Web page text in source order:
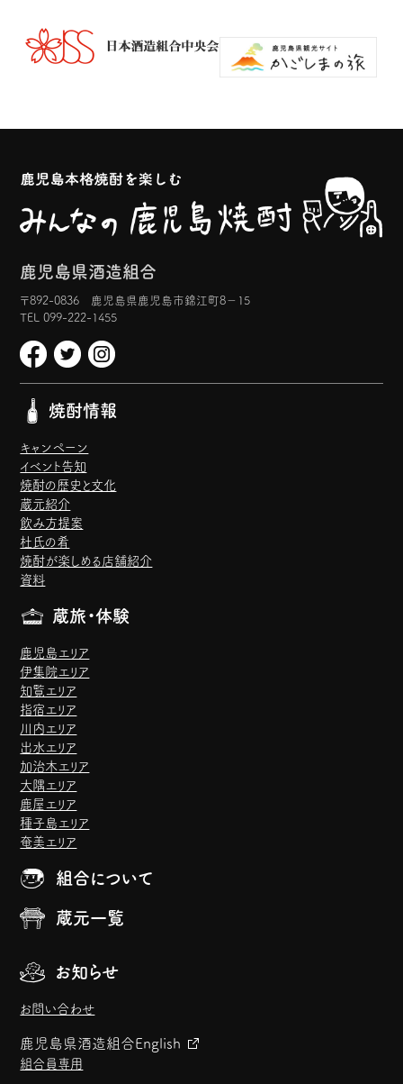
鹿児島県酒造組合
〒892-0836 鹿児島県鹿児島市錦江町8−15
TEL 099-222-1455
焼酎情報
キャンペーン
イベント告知
焼酎の歴史と文化
蔵元紹介
飲み方提案
杜氏の肴
焼酎が楽しめる店舗紹介
資料
蔵旅・体験
鹿児島エリア
伊集院エリア
知覧エリア
指宿エリア
川内エリア
出水エリア
加治木エリア
大隅エリア
鹿屋エリア
種子島エリア
奄美エリア
組合について
蔵元一覧
お知らせ
お問い合わせ
鹿児島県酒造組合English
組合員専用